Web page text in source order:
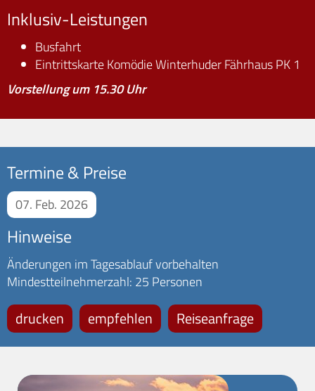
Inklusiv-Leistungen
Busfahrt
Eintrittskarte Komödie Winterhuder Fährhaus PK 1
Vorstellung um 15.30 Uhr
Termine & Preise
07. Feb. 2026
Hinweise
Änderungen im Tagesablauf vorbehalten
Mindestteilnehmerzahl: 25 Personen
drucken empfehlen Reiseanfrage